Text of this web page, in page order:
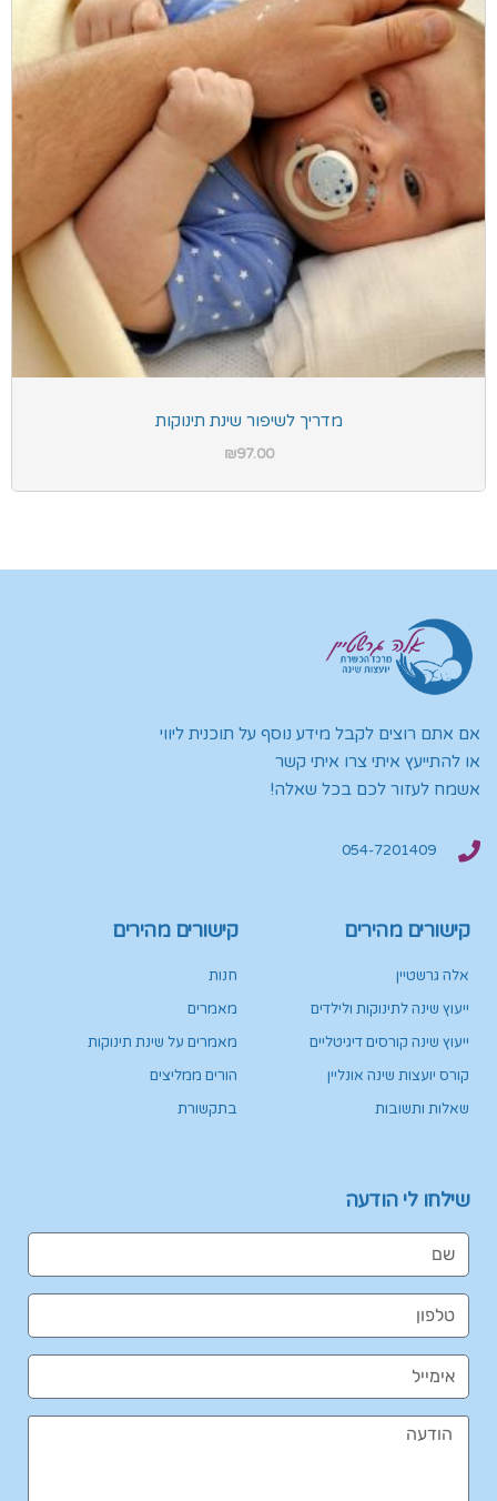
מדריך לשיפור שינת תינוקות
₪97.00
אם אתם רוצים לקבל מידע נוסף על תוכנית ליווי
או להתייעץ איתי צרו איתי קשר
אשמח לעזור לכם בכל שאלה!
054-7201409
קישורים מהירים
אלה גרשטיין
ייעוץ שינה לתינוקות ולילדים
ייעוץ שינה קורסים דיגיטליים
קורס יועצות שינה אונליין
שאלות ותשובות
קישורים מהירים
חנות
מאמרים
מאמרים על שינת תינוקות
הורים ממליצים
בתקשורת
שילחו לי הודעה